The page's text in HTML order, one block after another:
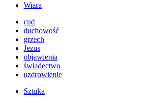
Wiara
cud
duchowość
grzech
Jezus
objawienia
świadectwo
uzdrowienie
Sztuka